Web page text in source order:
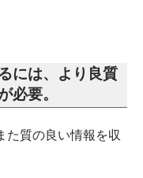
には、より良質
必要。
質の良い情報を収